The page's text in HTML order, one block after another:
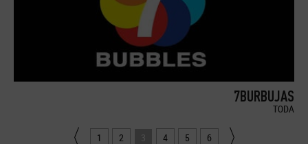
7BURBUJAS
TODA
1 2 3 4 5 6